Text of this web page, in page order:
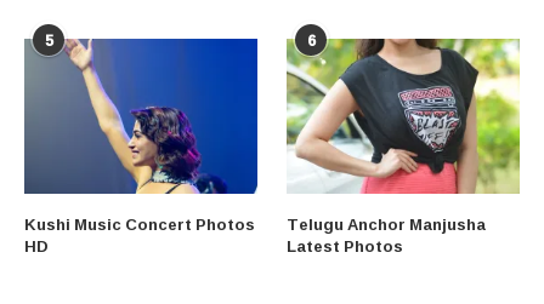
5
Kushi Music Concert Photos
HD
6
Telugu Anchor Manjusha
Latest Photos